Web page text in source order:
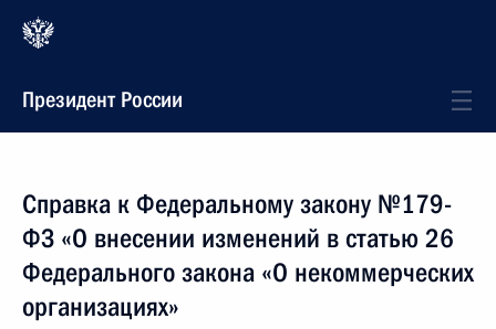
Президент России
Справка к Федеральному закону №179-
ФЗ «О внесении изменений в статью 26
Федерального закона «О некоммерческих
организациях»